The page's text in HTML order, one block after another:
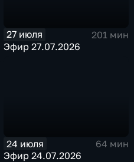
27 июля
201 мин
Эфир 27.07.2026
24 июля
64 мин
Эфир 24.07.2026